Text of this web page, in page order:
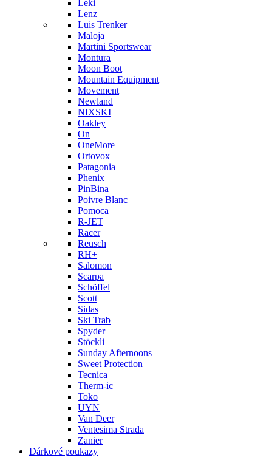
Leki
Lenz
Luis Trenker
Maloja
Martini Sportswear
Montura
Moon Boot
Mountain Equipment
Movement
Newland
NIXSKI
Oakley
On
OneMore
Ortovox
Patagonia
Phenix
PinBina
Poivre Blanc
Pomoca
R-JET
Racer
Reusch
RH+
Salomon
Scarpa
Schöffel
Scott
Sidas
Ski Trab
Spyder
Stöckli
Sunday Afternoons
Sweet Protection
Tecnica
Therm-ic
Toko
UYN
Van Deer
Ventesima Strada
Zanier
Dárkové poukazy